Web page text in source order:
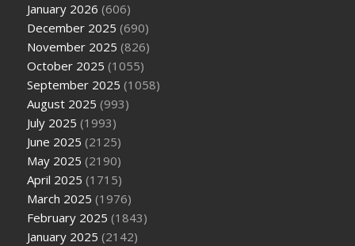
January 2026 (606)
December 2025 (690)
November 2025 (826)
October 2025 (1055)
September 2025 (1058)
August 2025 (993)
July 2025 (1993)
June 2025 (2125)
May 2025 (2190)
April 2025 (1715)
March 2025 (1976)
February 2025 (1843)
January 2025 (2142)